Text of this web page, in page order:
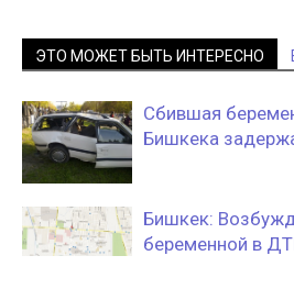
ЭТО МОЖЕТ БЫТЬ ИНТЕРЕСНО
Сбившая
Бишкека
Бишкек:
беременной в